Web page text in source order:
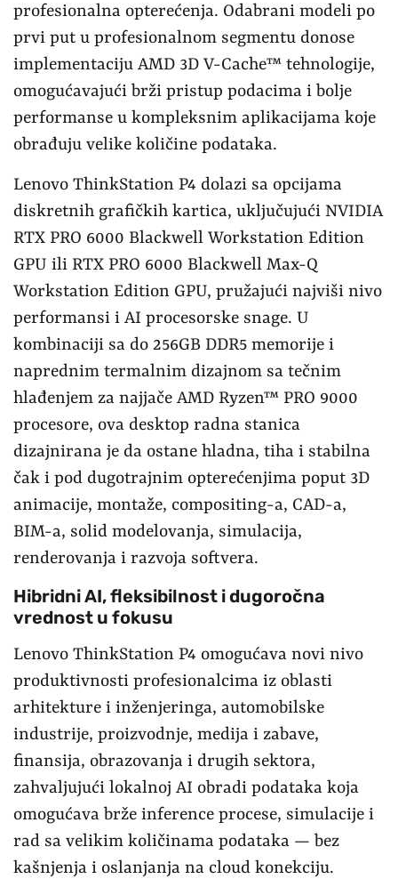
profesionalna opterećenja. Odabrani modeli po
prvi put u profesionalnom segmentu donose
implementaciju AMD 3D V-Cache™ tehnologije,
omogućavajući brži pristup podacima i bolje
performanse u kompleksnim aplikacijama koje
obrađuju velike količine podataka.
Lenovo ThinkStation P4 dolazi sa opcijama
diskretnih grafičkih kartica, uključujući NVIDIA
RTX PRO 6000 Blackwell Workstation Edition
GPU ili RTX PRO 6000 Blackwell Max-Q
Workstation Edition GPU, pružajući najviši nivo
performansi i AI procesorske snage. U
kombinaciji sa do 256GB DDR5 memorije i
naprednim termalnim dizajnom sa tečnim
hlađenjem za najjače AMD Ryzen™ PRO 9000
procesore, ova desktop radna stanica
dizajnirana je da ostane hladna, tiha i stabilna
čak i pod dugotrajnim opterećenjima poput 3D
animacije, montaže, compositing-a, CAD-a,
BIM-a, solid modelovanja, simulacija,
renderovanja i razvoja softvera.
Hibridni AI, fleksibilnost i dugoročna
vrednost u fokusu
Lenovo ThinkStation P4 omogućava novi nivo
produktivnosti profesionalcima iz oblasti
arhitekture i inženjeringa, automobilske
industrije, proizvodnje, medija i zabave,
finansija, obrazovanja i drugih sektora,
zahvaljujući lokalnoj AI obradi podataka koja
omogućava brže inference procese, simulacije i
rad sa velikim količinama podataka — bez
kašnjenja i oslanjanja na cloud konekciju.